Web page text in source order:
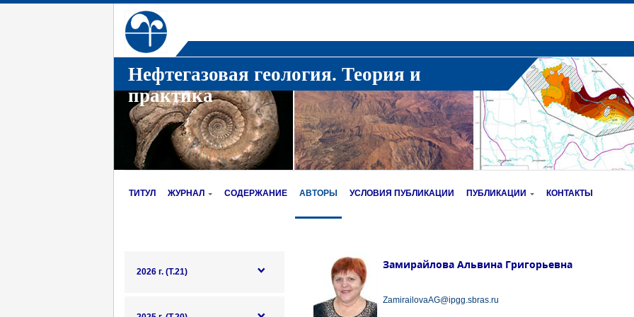
Нефтегазовая геология. Теория и
практика
ТИТУЛ ЖУРНАЛ СОДЕРЖАНИЕ АВТОРЫ УСЛОВИЯ ПУБЛИКАЦИИ ПУБЛИКАЦИИ КОНТАКТЫ
2026 г. (Т.21)
Замирайлова Альвина Григорьевна
ZamirailovaAG@ipgg.sbras.ru